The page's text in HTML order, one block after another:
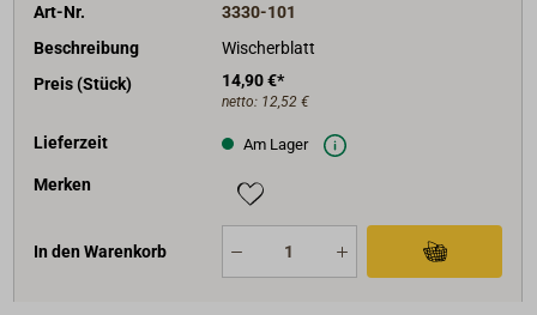
Art-Nr.
3330-101
Beschreibung
Wischerblatt
Preis (Stück)
14,90 €*
netto: 12,52 €
Lieferzeit Am Lager
Merken
In den Warenkorb